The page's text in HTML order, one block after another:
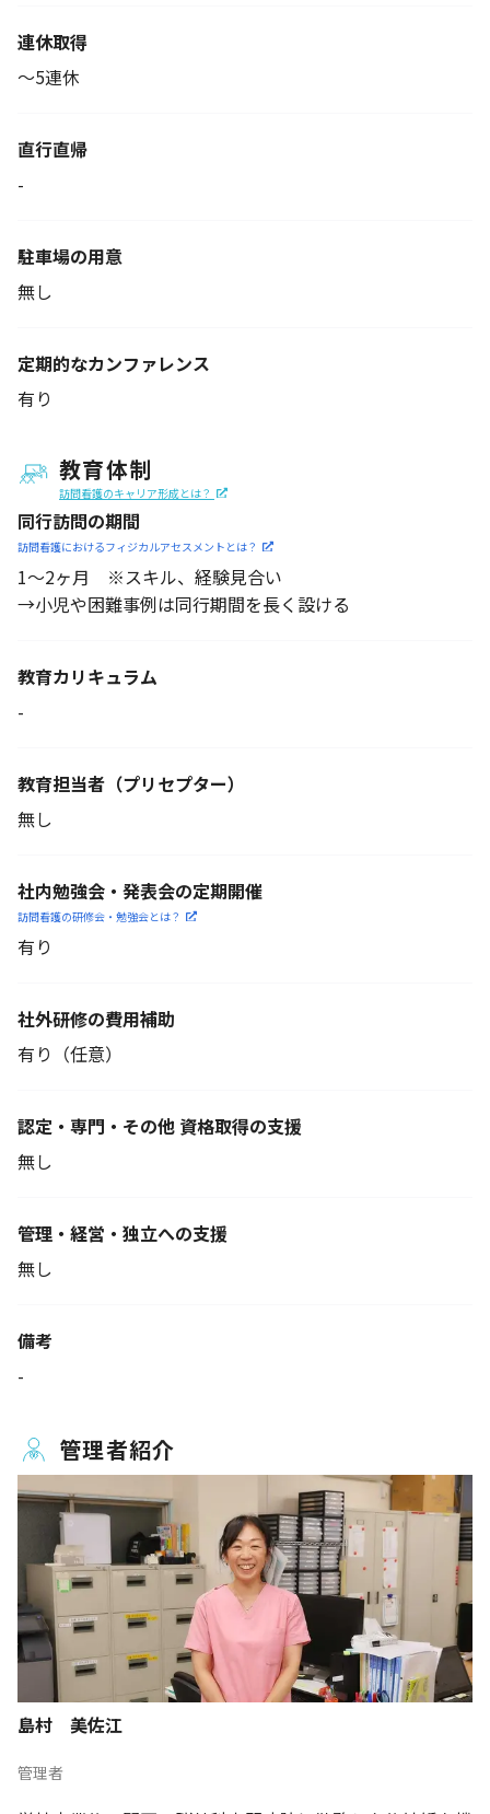
連休取得
～5連休
直行直帰
-
駐車場の用意
無し
定期的なカンファレンス
有り
教育体制
訪問看護のキャリア形成とは？
同行訪問の期間
訪問看護におけるフィジカルアセスメントとは？
1～2ヶ月 ※スキル、経験見合い
→小児や困難事例は同行期間を長く設ける
教育カリキュラム
-
教育担当者 （プリセプター）
無し
社内勉強会・発表会の定期開催
訪問看護の研修会・勉強会とは？
有り
社外研修の費用補助
有り（任意）
認定・専門・その他 資格取得の支援
無し
管理・経営・独立への支援
無し
備考
-
管理者紹介
島村 美佐江
管理者